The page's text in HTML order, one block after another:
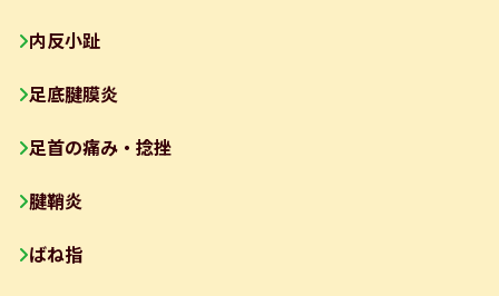
内反小趾
足底腱膜炎
足首の痛み・捻挫
腱鞘炎
ばね指